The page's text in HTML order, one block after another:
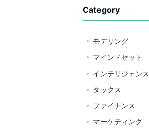
Category
モデリング
マインドセット
インテリジェンス
タックス
ファイナンス
マーケティング